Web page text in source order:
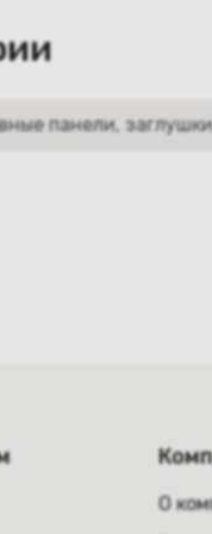
панели, заглушки
О